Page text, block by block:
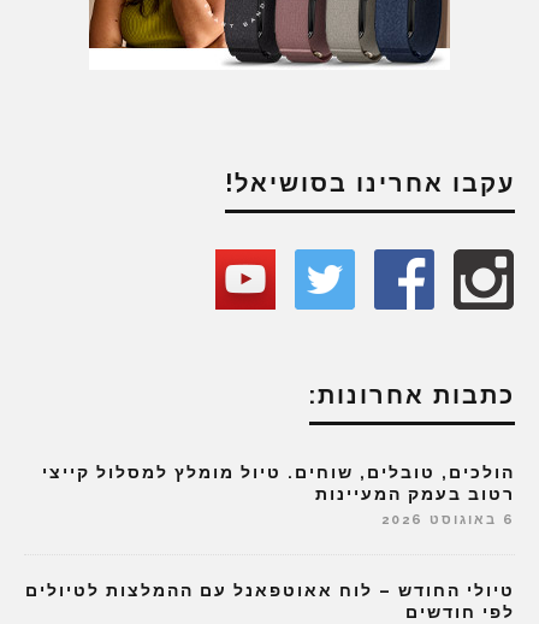
עקבו אחרינו בסושיאל!
כתבות אחרונות:
הולכים, טובלים, שוחים. טיול מומלץ למסלול קייצי
רטוב בעמק המעיינות
6 באוגוסט 2026
טיולי החודש – לוח אאוטפאנל עם ההמלצות לטיולים
לפי חודשים